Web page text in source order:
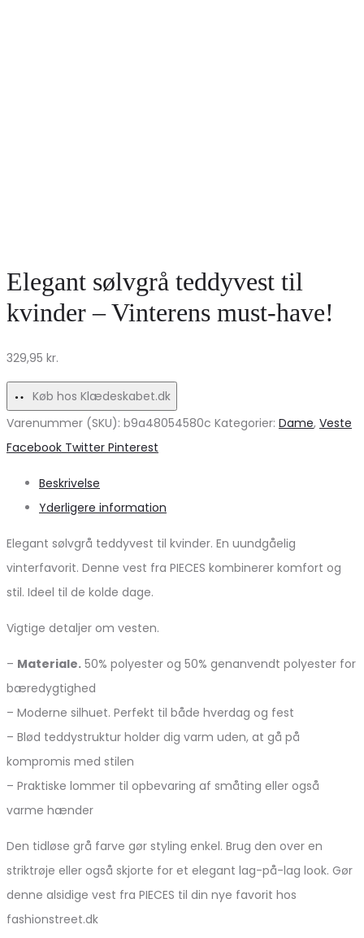
Elegant sølvgrå teddyvest til
kvinder – Vinterens must-have!
329,95 kr.
Køb hos Klædeskabet.dk
Varenummer (SKU): b9a48054580c Kategorier: Dame, Veste
Share
Facebook Twitter Pinterest
Beskrivelse
Yderligere information
Elegant sølvgrå teddyvest til kvinder. En uundgåelig
vinterfavorit. Denne vest fra PIECES kombinerer komfort og
stil. Ideel til de kolde dage.
Vigtige detaljer om vesten.
– Materiale. 50% polyester og 50% genanvendt polyester for
bæredygtighed
– Moderne silhuet. Perfekt til både hverdag og fest
– Blød teddystruktur holder dig varm uden, at gå på
kompromis med stilen
– Praktiske lommer til opbevaring af småting eller også
varme hænder
Den tidløse grå farve gør styling enkel. Brug den over en
striktrøje eller også skjorte for et elegant lag-på-lag look. Gør
denne alsidige vest fra PIECES til din nye favorit hos
fashionstreet.dk